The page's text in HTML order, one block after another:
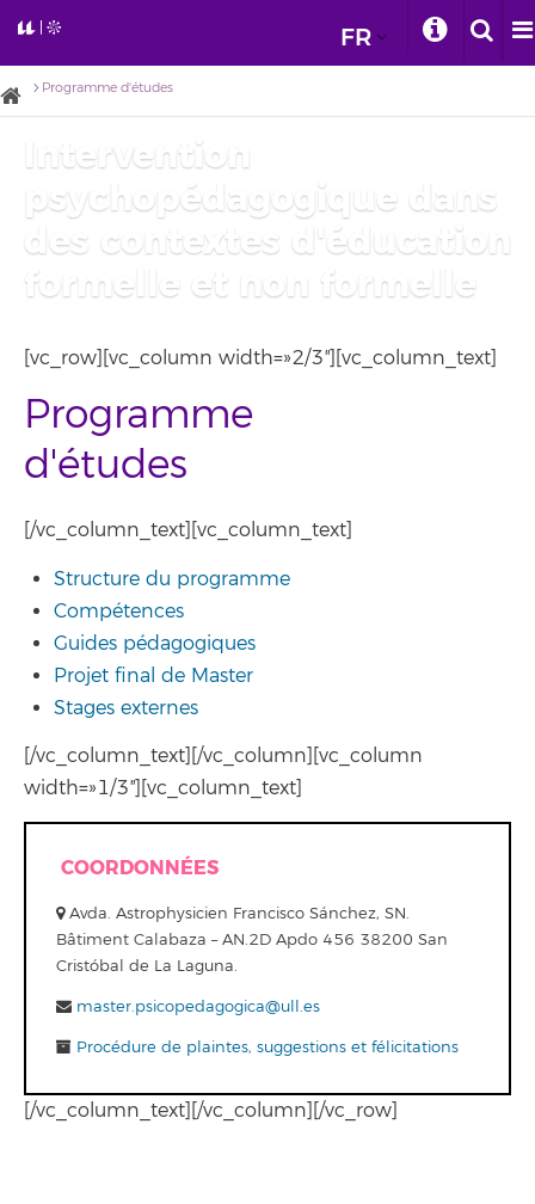
FR
Programme d'études
Intervention
psychopédagogique dans
des contextes d'éducation
formelle et non formelle
[vc_row][vc_column width=»2/3″][vc_column_text]
Programme
d'études
[/vc_column_text][vc_column_text]
Structure du programme
Compétences
Guides pédagogiques
Projet final de Master
Stages externes
[/vc_column_text][/vc_column][vc_column
width=»1/3″][vc_column_text]
COORDONNÉES
Avda. Astrophysicien Francisco Sánchez, SN.
Bâtiment Calabaza – AN.2D Apdo 456 38200 San
Cristóbal de La Laguna.
master.psicopedagogica@ull.es
Procédure de plaintes, suggestions et félicitations
[/vc_column_text][/vc_column][/vc_row]